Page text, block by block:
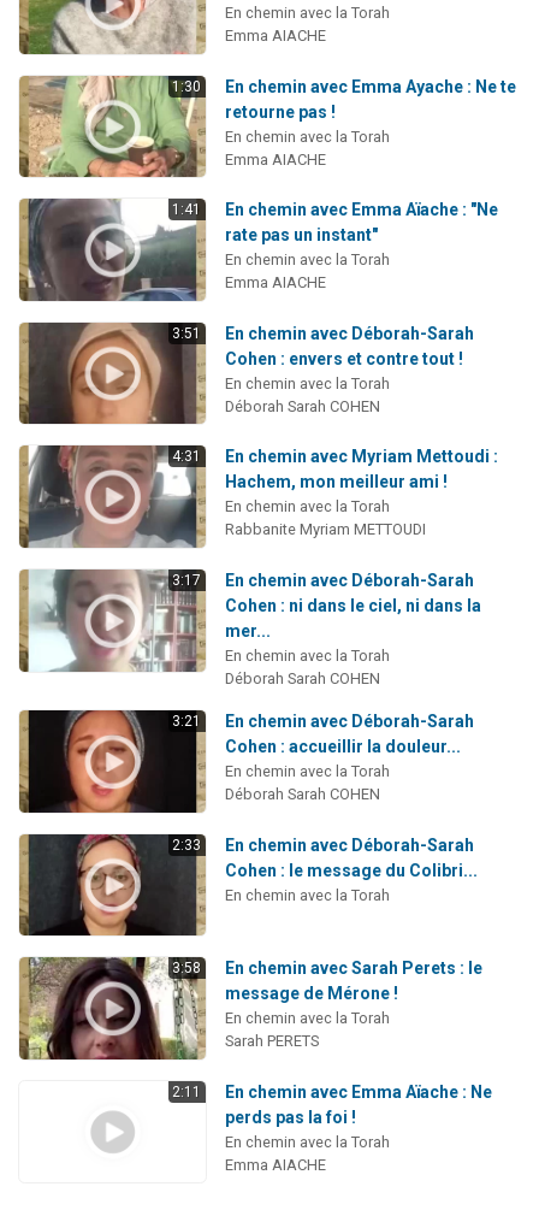
En chemin avec la Torah
Emma AIACHE
1:30
En chemin avec Emma Ayache : Ne te
retourne pas !
En chemin avec la Torah
Emma AIACHE
1:41
En chemin avec Emma Aïache : "Ne
rate pas un instant"
En chemin avec la Torah
Emma AIACHE
3:51
En chemin avec Déborah-Sarah
Cohen : envers et contre tout !
En chemin avec la Torah
Déborah Sarah COHEN
4:31
En chemin avec Myriam Mettoudi :
Hachem, mon meilleur ami !
En chemin avec la Torah
Rabbanite Myriam METTOUDI
3:17
En chemin avec Déborah-Sarah
Cohen : ni dans le ciel, ni dans la
mer...
En chemin avec la Torah
Déborah Sarah COHEN
3:21
En chemin avec Déborah-Sarah
Cohen : accueillir la douleur...
En chemin avec la Torah
Déborah Sarah COHEN
2:33
En chemin avec Déborah-Sarah
Cohen : le message du Colibri...
En chemin avec la Torah
3:58
En chemin avec Sarah Perets : le
message de Mérone !
En chemin avec la Torah
Sarah PERETS
2:11
En chemin avec Emma Aïache : Ne
perds pas la foi !
En chemin avec la Torah
Emma AIACHE